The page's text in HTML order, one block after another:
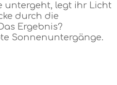
untergeht, legt ihr Licht
durch die
Ergebnis?
Sonnenuntergänge.